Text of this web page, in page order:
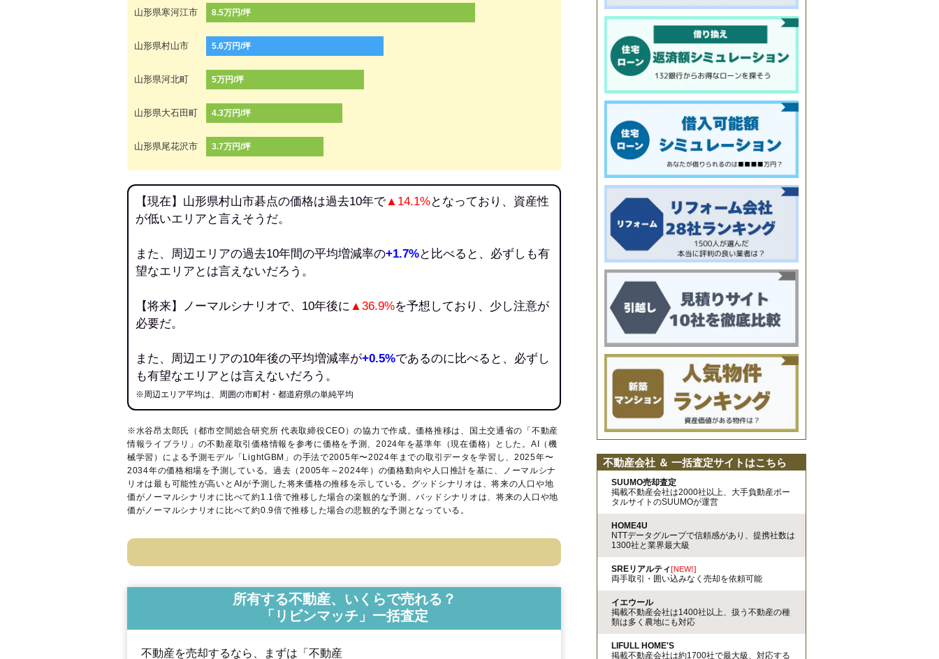
山形県寒河江市 8.5万円/坪
山形県村山市 5.6万円/坪
山形県河北町 5万円/坪
山形県大石田町 4.3万円/坪
山形県尾花沢市 3.7万円/坪
【現在】山形県村山市碁点の価格は過去10年で▲14.1%となっており、資産性
が低いエリアと言えそうだ。
また、周辺エリアの過去10年間の平均増減率の+1.7%と比べると、必ずしも有
望なエリアとは言えないだろう。
【将来】ノーマルシナリオで、10年後に ▲36.9%を予想しており、少し注意が
必要だ。
また、周辺エリアの10年後の平均増減率が+0.5%であるのに比べると、必ずし
も有望なエリアとは言えないだろう。
※周辺エリア平均は、周囲の市町村・都道府県の単純平均
※水谷昂太郎氏（都市空間総合研究所 代表取締役CEO）の協力で作成。価格推移は、国土交通省の「 不動産
情報ライブラリ 」の不動産取引価格情報を参考に価格を予測、2024年を基準年（現在価格）とした。AI（機
械学習）による予測モデル「LightGBM」の手法で2005年〜2024年までの取引データを学習し、2025年〜
2034年の価格相場を予測している。過去（2005年～2024年）の価格動向や人口推計を基に、ノーマルシナ
リオは最も可能性が高いとAIが予測した将来価格の推移を示している。グッドシナリオは、将来の人口や地
価がノーマルシナリオに比べて約1.1倍で推移した場合の楽観的な予測、バッドシナリオは、将来の人口や地
価がノーマルシナリオに比べて約0.9倍で推移した場合の悲観的な予測となっている。
所有する不動産、いくらで売れる？
「リビンマッチ」一括査定
不動産を売却するなら、まずは「不動産
不動産会社 ＆ 一括査定サイトはこちら
SUUMO売却査定
掲載不動産会社は2000社以上、大手負動産ポー
タルサイトのSUUMOが運営
HOME4U
NTTデータグループで信頼感があり、提携社数は
1300社と業界最大級
SREリアルティ[NEW!]
両手取引・囲い込みなく売却を依頼可能
イエウール
掲載不動産会社は1400社以上、扱う不動産の種
類は多く農地にも対応
LIFULL HOME'S
掲載不動産会社は約1700社で最大級、対応する